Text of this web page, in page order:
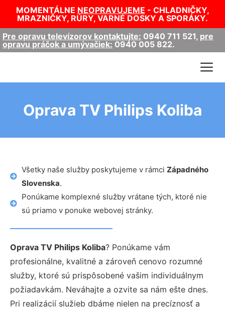
MOMENTÁLNE NEOPRAVUJEME - CHLADNIČKY,
MRAZNIČKY, RÚRY, VARNÉ DOSKY A SPORÁKY.
Pre opravu televízorov kontaktujte: 0940 711 521, pre
opravu práčok a umývačiek: 0940 005 822.
Oprava TV Philips Koliba
Všetky naše služby poskytujeme v rámci Západného
Slovenska.
Ponúkame komplexné služby vrátane tých, ktoré nie
sú priamo v ponuke webovej stránky.
Oprava TV Philips Koliba? Ponúkame vám
profesionálne, kvalitné a zároveň cenovo rozumné
služby, ktoré sú prispôsobené vašim individuálnym
požiadavkám. Neváhajte a ozvite sa nám ešte dnes.
Pri realizácií služieb dbáme nielen na precíznosť a